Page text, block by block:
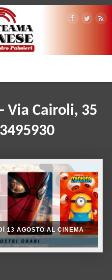
Via Cairoli, 35
13 AGOSTO AL CINEMA